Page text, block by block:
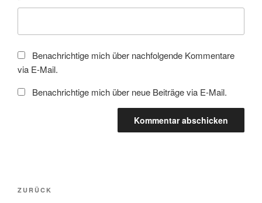
Benachrichtige mich über nachfolgende Kommentare
via E-Mail.
Benachrichtige mich über neue Beiträge via E-Mail.
Beitragsnavigation
Vorheriger
ZURÜCK